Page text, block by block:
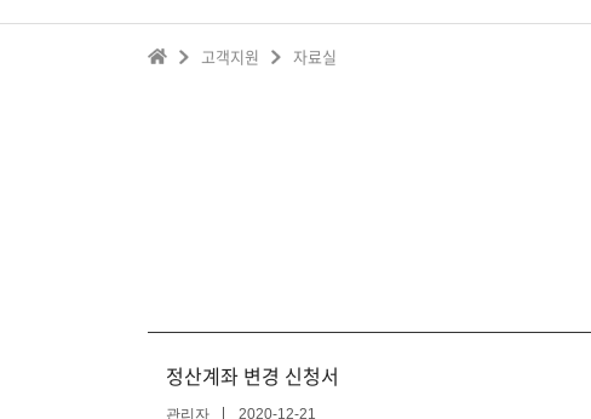
고객지원 자료실
정산계좌 변경 신청서
관리자 2020-12-21